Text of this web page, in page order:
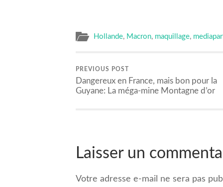
Hollande, Macron, maquillage,
PREVIOUS POST
Dangereux en France, mais bon pour la
Guyane: La méga-mine Montagne d’or
Laisser un
Votre adresse e-mail ne sera pas